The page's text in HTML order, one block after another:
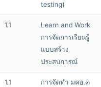
testing)
1.1
Learn and Work
การจัดการเรียนรู้
แบบสร้าง
ประสบการณ์
1.1
การจัดทำ มคอ.๓